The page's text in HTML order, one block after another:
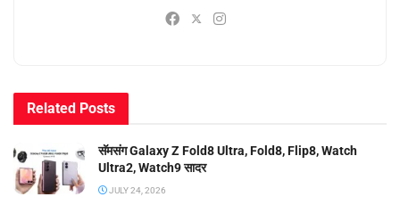
Related Posts
सॅमसंग Galaxy Z Fold8 Ultra, Fold8, Flip8, Watch
Ultra2, Watch9 सादर
JULY 24, 2026